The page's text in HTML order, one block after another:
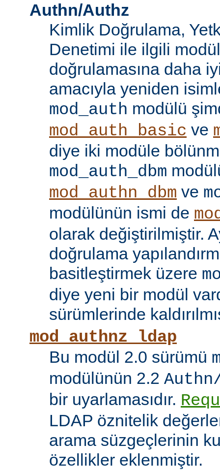
Authn/Authz
Kimlik Doğrulama,
Denetimi ile ilgili
doğrulamasına daha
amacıyla yeniden
mod_auth modülü
mod_auth_basic ve
diye iki modüle
mod_auth_dbm
mod_authn_dbm ve
modülünün ismi de
olarak değiştirilmiştir.
doğrulama
basitleştirmek üzere
diye yeni bir modül
sürümlerinde
mod_authnz_ldap
Bu modül 2.0 sürümü
modülünün 2.2
bir uyarlamasıdır.
LDAP öznitelik
arama süzgeçlerinin
özellikler eklenmiştir.